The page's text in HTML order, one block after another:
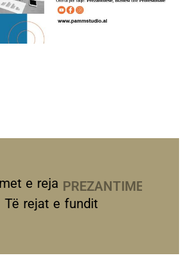
e reja PREZANTIME
Të rejat e fundit